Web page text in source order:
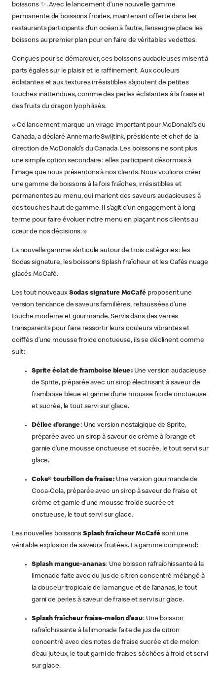
boissons ✨. Avec le lancement d’une nouvelle gamme
permanente de boissons froides, maintenant offerte dans les
restaurants participants d’un océan à l’autre, l’enseigne place les
boissons au premier plan pour en faire de véritables vedettes.
Conçues pour se démarquer, ces boissons audacieuses misent à
parts égales sur le plaisir et le raffinement. Aux couleurs
éclatantes et aux textures irrésistibles s’ajoutent de petites
touches inattendues, comme des perles éclatantes à la fraise et
des fruits du dragon lyophilisés.
« Ce lancement marque un virage important pour McDonald’s du
Canada, a déclaré Annemarie Swijtink, présidente et chef de la
direction de McDonald’s du Canada. Les boissons ne sont plus
une simple option secondaire : elles participent désormais à
l’image que nous présentons à nos clients. Nous voulions créer
une gamme de boissons à la fois fraîches, irrésistibles et
permanentes au menu, qui marient des saveurs audacieuses à
des touches haut de gamme. Il s’agit d’un engagement à long
terme pour faire évoluer notre menu en plaçant nos clients au
cœur de nos décisions. »
La nouvelle gamme s’articule autour de trois catégories : les
Sodas signature, les boissons Splash fraîcheur et les Cafés nuage
glacés McCafé.
Les tout nouveaux Sodas signature McCaféproposent une
version tendance de saveurs familières, rehaussées d’une
touche moderne et gourmande. Servis dans des verres
transparents pour faire ressortir leurs couleurs vibrantes et
coiffés d’une mousse froide onctueuse, ils se déclinent comme
suit :
Sprite éclat de framboise bleue :Une version audacieuse
de Sprite, préparée avec un sirop électrisant à saveur de
framboise bleue et garnie d’une mousse froide onctueuse
et sucrée, le tout servi sur glace.
Délice d’orange: Une version nostalgique de Sprite,
préparée avec un sirop à saveur de crème à l’orange et
garnie d’une mousse onctueuse et sucrée, le tout servi sur
glace.
Coke® tourbillon de fraise : Une version gourmande de
Coca-Cola, préparée avec un sirop à saveur de fraise et
crème et garnie d’une mousse froide sucrée et
onctueuse, le tout servi sur glace.
Les nouvelles boissons Splash fraîcheur McCafé sont une
véritable explosion de saveurs fruitées. La gamme comprend :
Splash mangue-ananas: Une boisson rafraîchissante à la
limonade faite avec du jus de citron concentré mélangé à
la douceur tropicale de la mangue et de l’ananas, le tout
garni de perles à saveur de fraise et servi sur glace.
Splash fraîcheur fraise-melon d’eau: Une boisson
rafraîchissante à la limonade faite de jus de citron
concentré avec des notes de fraise sucrée et de melon
d’eau juteux, le tout garni de fraises séchées à froid et servi
sur glace.